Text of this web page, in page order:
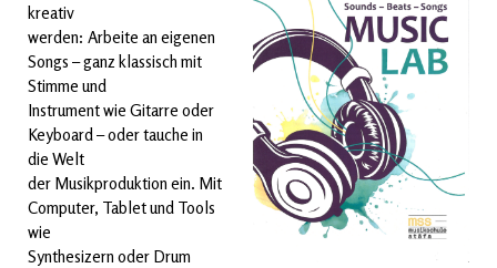
kreativ
werden: Arbeite an eigenen
Songs – ganz klassisch mit
Stimme und
Instrument wie Gitarre oder
Keyboard – oder tauche in
die Welt
der Musikproduktion ein. Mit
Computer, Tablet und Tools
wie
Synthesizern oder Drum